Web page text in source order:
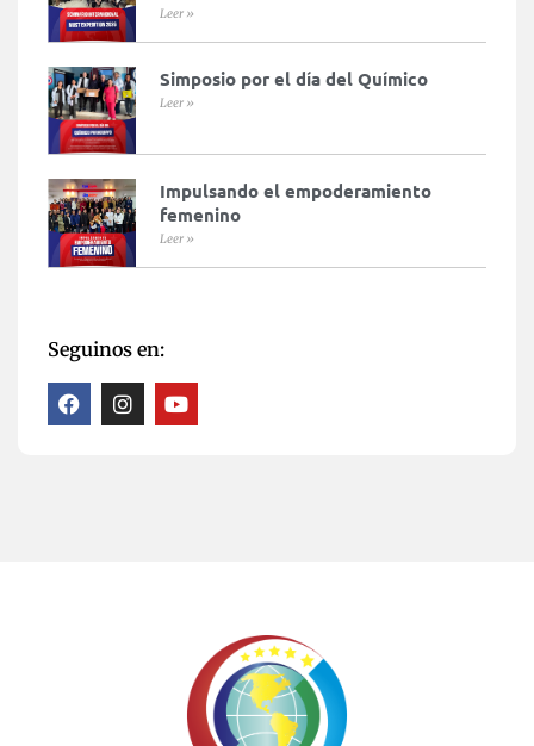
Leer »
Simposio por el día del Químico
Leer »
Impulsando el empoderamiento
femenino
Leer »
Seguinos en: